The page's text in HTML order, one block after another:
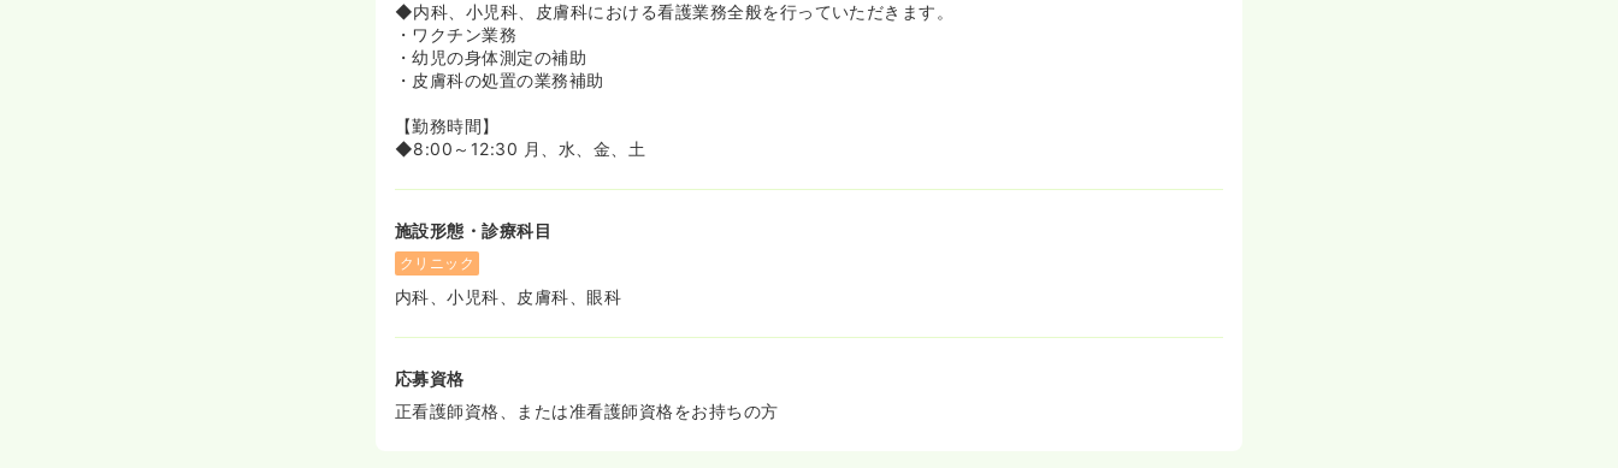
◆内科、小児科、皮膚科における看護業務全般を行っていただきます。
・ワクチン業務
・幼児の身体測定の補助
・皮膚科の処置の業務補助
【勤務時間】
◆8:00～12:30 月、水、金、土
施設形態・診療科目
クリニック
内科、小児科、皮膚科、眼科
応募資格
正看護師資格、または准看護師資格をお持ちの方